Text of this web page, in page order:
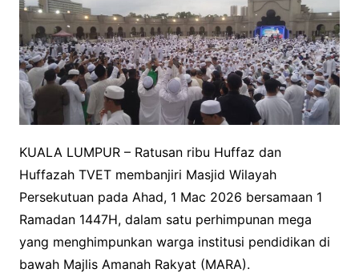
KUALA LUMPUR – Ratusan ribu Huffaz dan
Huffazah TVET membanjiri Masjid Wilayah
Persekutuan pada Ahad, 1 Mac 2026 bersamaan 1
Ramadan 1447H, dalam satu perhimpunan mega
yang menghimpunkan warga institusi pendidikan di
bawah Majlis Amanah Rakyat (MARA).